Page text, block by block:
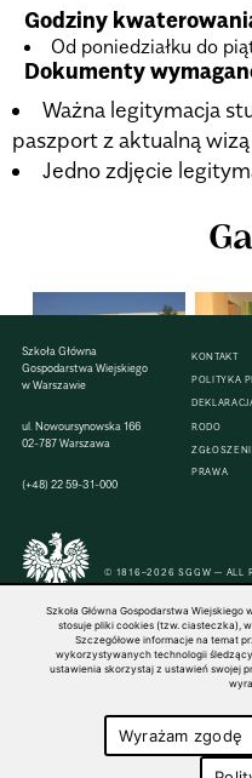
Godziny
Od poniedziałku do
Dokumenty
Ważna legitymacja
paszport z aktualną wizą
Jedno zdjęcie
Szkoła Główna
Gospodarstwa Wiejskiego
w Warszawie
ul. Nowoursynowska 166
02-787 Warszawa
(+48) 22 59-31-000
KONTAKT
POLITYKA
RODO
PRAWA
© 1816–2026 SGGW — ALL
Szkoła Główna Gospodarstwa
stosuje pliki cookies (tzw. ciasteczka),
Szczegółowe informacje na temat
wykorzystywanych technologii
ustawienia skorzystaj z ustawień swojej
Wyrażam zgodę